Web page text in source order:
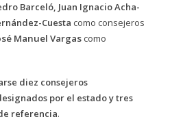
Barceló, Juan Ignacio Acha-
Cuesta como consejeros
Manuel Vargascomo
diez consejeros
por el estado y tres
referencia.